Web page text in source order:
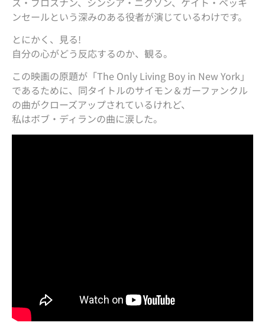
ンセールという深みのある役者が演じているわけです。
とにかく、見る!
自分の心がどう反応するのか、観る。
この映画の原題が「The Only Living Boy in New York」
であるために、同タイトルのサイモン＆ガーファンクル
の曲がクローズアップされているけれど、
私はボブ・ディランの曲に涙した。